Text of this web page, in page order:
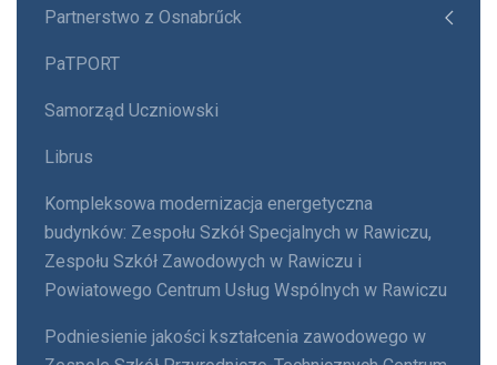
Partnerstwo z Osnabrűck
PaTPORT
Samorząd Uczniowski
Librus
Kompleksowa modernizacja energetyczna
budynków: Zespołu Szkół Specjalnych w Rawiczu,
Zespołu Szkół Zawodowych w Rawiczu i
Powiatowego Centrum Usług Wspólnych w Rawiczu
Podniesienie jakości kształcenia zawodowego w